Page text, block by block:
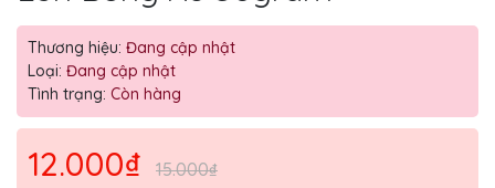
Thương hiệu: Đang cập nhật
Loại: Đang cập nhật
Tình trạng: Còn hàng
12.000₫ 15.000₫